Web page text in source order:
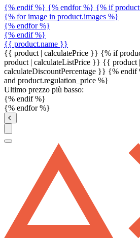
{% endif %} {% endfor %} {% if
{% for image in product.images %}
{% endfor %}
{% endif %}
{{ product.name }}
{{ product | calculatePrice }} {% if
product | calculateListPrice }} {{ product |
calculateDiscountPercentage }} {% endif
and product.regulation_price %}
Ultimo prezzo più basso:
{% endif %}
{% endfor %}